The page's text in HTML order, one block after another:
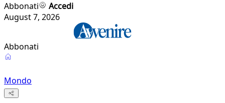
Abbonati
Accedi
August 7, 2026
Abbonati
Mondo